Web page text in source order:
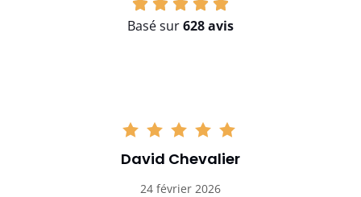
Basé sur628 avis
David Chevalier
24 février 2026